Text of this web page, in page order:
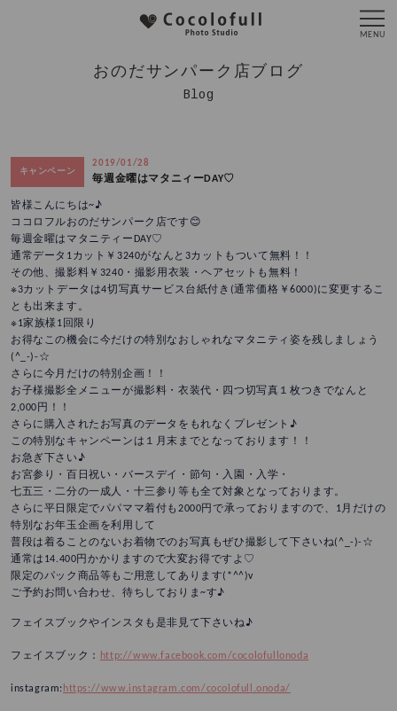
おのだサンパーク店ブログ
Blog
キャンペーン
2019/01/28
毎週金曜はマタニィーDAY♡
皆様こんにちは~♪
ココロフルおのだサンパーク店です 😊
毎週金曜はマタニティーDAY♡
通常データ1カット￥3240がなんと3カットもついて無料！！
その他、撮影料￥3240・撮影用衣装・ヘアセットも無料！
※3カットデータは4切写真サービス台紙付き(通常価格￥6000)に変更するこ
とも出来ます。
※1家族様1回限り
お得なこの機会に今だけの特別なおしゃれなマタニティ姿を残しましょう
(^_-)-☆
さらに今月だけの特別企画！！
お子様撮影全メニューが撮影料・衣装代・四つ切写真１枚つきでなんと
2,000円！！
さらに購入されたお写真のデータをもれなくプレゼント♪
この特別なキャンペーンは１月末までとなっております！！
お急ぎ下さい♪
お宮参り・百日祝い・バースデイ・節句・入園・入学・
七五三・二分の一成人・十三参り等も全て対象となっております。
さらに平日限定でパパママ着付も2000円で承っておりますので、1月だけの
特別なお年玉企画を利用して
普段は着ることのないお着物でのお写真もぜひ撮影して下さいね(^_-)-☆
通常は14.400円かかりますので大変お得ですよ♡
限定のパック商品等もご用意してあります(*^^)v
ご予約お問い合わせ、待ちしておりま~す♪
フェイスブックやインスタも是非見て下さいね♪
フェイスブック： http://www.facebook.com/cocolofullonoda
instagram: https://www.instagram.com/cocolofull.onoda/